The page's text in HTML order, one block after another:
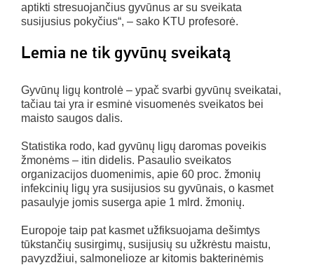
aptikti stresuojančius gyvūnus ar su sveikata
susijusius pokyčius“, – sako KTU profesorė.
Lemia ne tik gyvūnų sveikatą
Gyvūnų ligų kontrolė – ypač svarbi gyvūnų sveikatai,
tačiau tai yra ir esminė visuomenės sveikatos bei
maisto saugos dalis.
Statistika rodo, kad gyvūnų ligų daromas poveikis
žmonėms – itin didelis. Pasaulio sveikatos
organizacijos duomenimis, apie 60 proc. žmonių
infekcinių ligų yra susijusios su gyvūnais, o kasmet
pasaulyje jomis suserga apie 1 mlrd. žmonių.
Europoje taip pat kasmet užfiksuojama dešimtys
tūkstančių susirgimų, susijusių su užkrėstu maistu,
pavyzdžiui, salmonelioze ar kitomis bakterinėmis